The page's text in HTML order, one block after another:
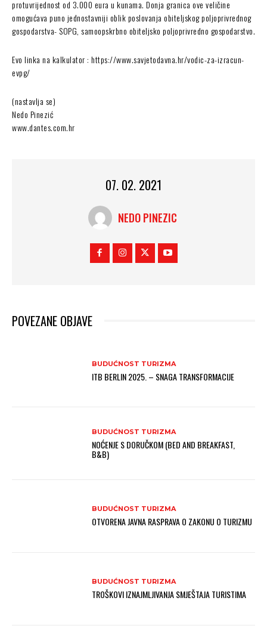
protuvrijednost od 3.000 eura u kunama. Donja granica ove veličine
omogućava puno jednostavniji oblik poslovanja obiteljskog poljoprivrednog
gospodarstva- SOPG, samoopskrbno obiteljsko poljoprivredno gospodarstvo.
Evo linka na kalkulator : https://www.savjetodavna.hr/vodic-za-izracun-
evpg/
(nastavlja se)
Nedo Pinezić
www.dantes.com.hr
07. 02. 2021
NEDO PINEZIC
POVEZANE OBJAVE
BUDUĆNOST TURIZMA
ITB BERLIN 2025. – SNAGA TRANSFORMACIJE
BUDUĆNOST TURIZMA
NOĆENJE S DORUČKOM (BED AND BREAKFAST,
B&B)
BUDUĆNOST TURIZMA
OTVORENA JAVNA RASPRAVA O ZAKONU O TURIZMU
BUDUĆNOST TURIZMA
TROŠKOVI IZNAJMLJIVANJA SMJEŠTAJA TURISTIMA